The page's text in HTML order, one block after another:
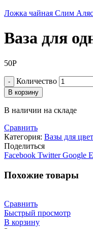
Ложка чайная Слим
Ваза для
50Р
Количество
В корзину
В наличии на складе
Сравнить
Категория: Вазы для
Поделиться
Facebook Twitter Google
Похожие товары
Сравнить
Быстрый просмотр
В корзину